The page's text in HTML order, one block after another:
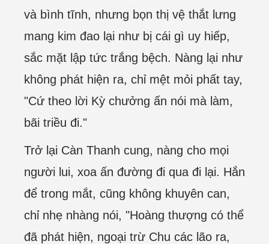
và bình tĩnh, nhưng bọn thị vệ thắt lưng
mang kim đao lại như bị cái gì uy hiếp,
sắc mặt lập tức trắng bệch. Nàng lại như
không phát hiện ra, chỉ mệt mỏi phất tay,
"Cứ theo lời Kỳ chưởng ấn nói mà làm,
bãi triều đi."
Trở lại Càn Thanh cung, nàng cho mọi
người lui, xoa ấn đường đi qua đi lại. Hắn
để trong mắt, cũng không khuyên can,
chỉ nhẹ nhàng nói, "Hoàng thượng có thể
đã phát hiện, ngoại trừ Chu các lão ra,